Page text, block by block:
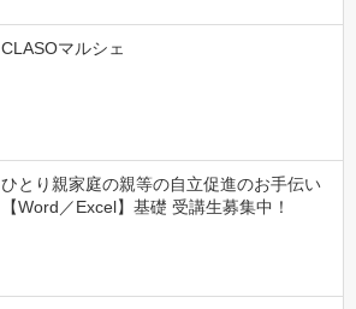
CLASOマルシェ
ひとり親家庭の親等の自立促進のお手伝い
【Word／Excel】基礎 受講生募集中！